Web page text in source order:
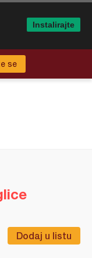
se
Dodaj u listu
Instalirajte